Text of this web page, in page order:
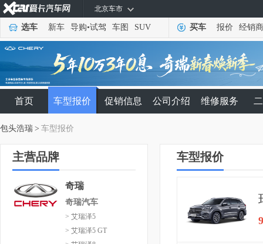
北京车市
选车 新车 导购•试驾 车图 SUV 买车 报价 经销商
首页 车型报价 促销信息 公司介绍 维修服务
包头浩瑞 > 车型报价
主营品牌
奇瑞
奇瑞汽车
> 艾瑞泽5
> 艾瑞泽5 GT
车型报价